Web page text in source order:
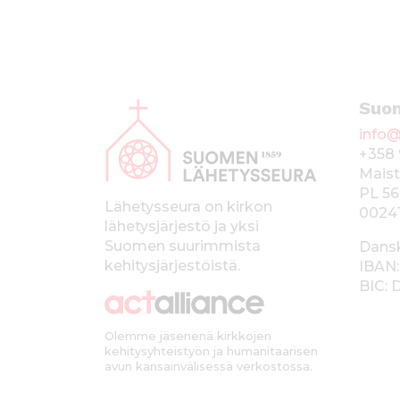
Lähetysseura on kirkon
lähetysjärjestö ja yksi
Suomen suurimmista
kehitysjärjestöistä.
Olemme jäsenenä kirkkojen
kehitysyhteistyön ja humanitaarisen
avun kansainvälisessä verkostossa.
+358
PL 56
BIC: